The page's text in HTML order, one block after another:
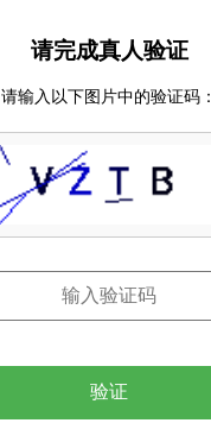
请完成真人验证
请输入以下图片中的验证码：
验证